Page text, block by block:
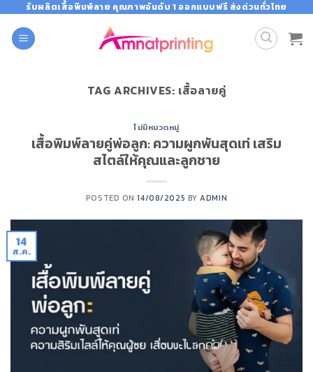
content
รับผลิตเสื้อพิมพ์ลาย คุณภาพอันดับ 1 ออกแบบฟรี ส่งด่วนทั่วไทย
TAG ARCHIVES: เสื้อลายคู่
ไม่มีหมวดหมู่
เสื้อพิมพ์ลายคู่พ่อลูก: ความผูกพันสุดเท่ เสริม
สไตล์ให้คุณและลูกชาย
POSTED ON14/08/2025 BYADMIN
14
ส.ค.